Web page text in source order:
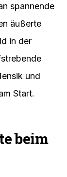
spannende
äußerte
in der
und
Start.
beim